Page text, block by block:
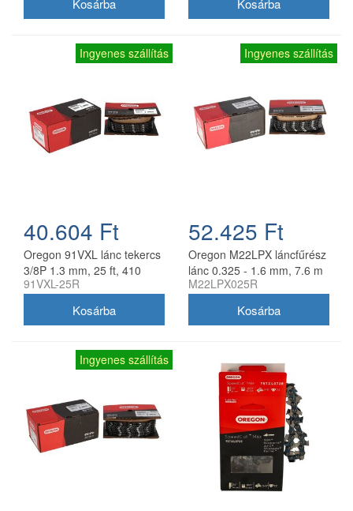
Ingyenes szállítás
40.604 Ft
Oregon 91VXL lánc tekercs
3/8P 1.3 mm, 25 ft, 410
szem
91VXL-25R
Ingyenes szállítás
52.425 Ft
Oregon M22LPX láncfűrész
lánc 0.325 - 1.6 mm, 7.6 m
tekercs
M22LPX025R
Ingyenes szállítás